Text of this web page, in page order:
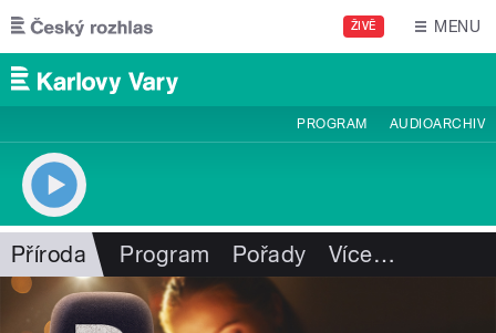
Přejít k hlavnímu obsahu
ŽIVĚ MENU
PROGRAM AUDIOARCHIV
Příroda Program Pořady Více…